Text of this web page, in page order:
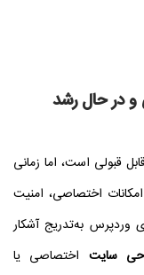
و در حال رشد
قبولی است، اما زمانی
اختصاصی، امنیت
وردپرس به‌تدریج آشکار
سایت اختصاصی یا